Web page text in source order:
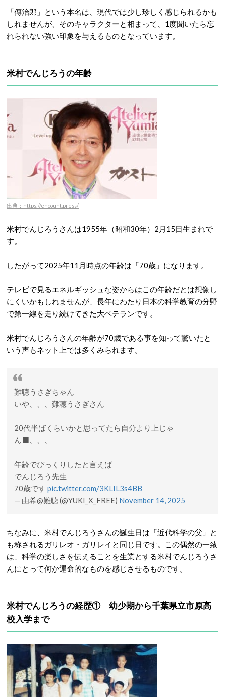
「傳治郎」という本名は、現代では少し珍しく感じられるかも
しれませんが、そのキャラクターと相まって、1度聞いたら忘
れられない強い印象を与えるものとなっています。
米村でんじろうの年齢
出典：https://encount.press/
米村でんじろうさんは1955年（昭和30年）2月15日生まれで
す。
したがって2025年11月時点の年齢は「70歳」になります。
テレビで見るエネルギッシュな姿からはこの年齢だとは想像し
にくいかもしれませんが、長年にわたり日本の科学教育の分野
で第一線を走り続けてきた大ベテランです。
米村でんじろうさんの年齢が70歳である事を知って驚いたと
いう声もネット上では多くみられます。
難聴うさぎちゃん
いや、、、難聴うさぎさん
20代半ばくらいかと思ってたら自分より上じゃ
ん‍⬛、、、
年齢でびっくりしたと言えば
でんじろう先生
70歳です pic.twitter.com/3KLIL3s4BB
— 由希@難聴 (@YUKI_X_FREE) November 14, 2025
ちなみに、米村でんじろうさんの誕生日は「近代科学の父」と
も称されるガリレオ・ガリレイと同じ日です。この偶然の一致
は、科学の楽しさを伝えることを生業とする米村でんじろうさ
んにとって何か運命的なものを感じさせるものです。
米村でんじろうの経歴① 幼少期から千葉県立市原高
校入学まで